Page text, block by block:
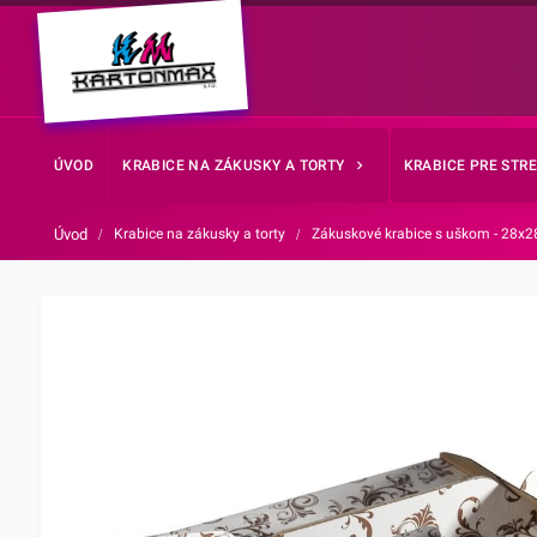
ÚVOD KRABICE NA ZÁKUSKY A TORTY KRABICE PRE
Úvod / Krabice na zákusky a torty / Zákuskové krabice s uškom -